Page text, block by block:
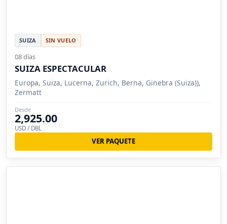
SUIZA SIN VUELO
08 días
SUIZA ESPECTACULAR
Europa, Suiza, Lucerna, Zurich, Berna, Ginebra (Suiza)),
Zermatt
Desde
2,925.00
USD / DBL
VER PAQUETE